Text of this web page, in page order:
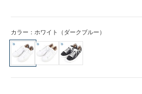
カラー：ホワイト（ダークブルー）